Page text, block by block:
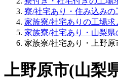
寮/社宅あり・住み込みの
家族寮/社宅ありの工場求
家族寮/社宅あり・山梨県
家族寮/社宅あり・上野原
上野原市(山梨